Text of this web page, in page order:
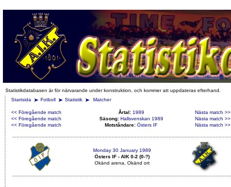
Statistikdatabasen är för närvarande under konstruktion, och kommer att uppdateras efterhand.
Startsida
Fotboll Statistik Matcher
<< Föregående match Årtal: 1989
Nästa match >>
<< Föregående match
Säsong: Hallsvenskan 1989
Nästa match >>
<< Föregående match
Motståndare: Östers IF Nästa match >>
Monday 30 January 1989
Östers IF - AIK 0-2 (0-?)
Okänd arena, Okänd ort